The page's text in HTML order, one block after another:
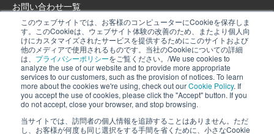
このウェブサイトでは、お客様のコンピューターにCookieを保存しま
す。このCookieは、ウェブサイト体験の改善のため、またより個人向
けにカスタマイズされたサービスを提供するためにこのサイトおよび
他のメディアで使用されるものです。当社のCookieについての詳細
は、 プライバシーポリシーをご覧ください。/We use cookies to
analyze the use of our website and to provide more appropriate
services to our customers, such as the provision of notices. To learn
more about the cookies we're using, check out ourCookie Policy. If
you accept the use of cookies, please click the "Accept" button. If you
do not accept, close your browser, and stop browsing.
当サイトでは、訪問者の個人情報を追跡することはありません。ただ
し、お客様が何度も同じ選択をする手間を省くために、小さなCookie
お問い合わせ一覧
製品・サービスサイト
イプロス特設サイト
採用情報
プライバシーポリシー
Cookieポリシー
ソーシャルメディアポリシー
当社では、当サイトの利用状況を分析し、お知らせの提供などお客様により
適したサービスを提供するために、Cookieを利用しています。詳細は、
Cookieポリシーを確認してください。Cookieの利用に同意いただける場合